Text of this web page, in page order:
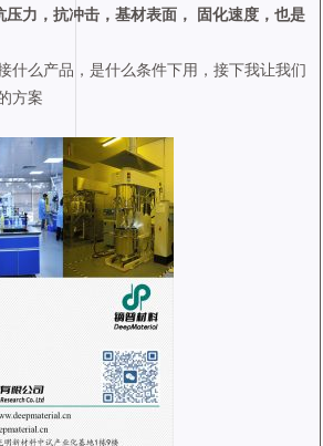
压力，抗冲击，基材表面， 固化速度，也是
什么产品，是什么条件下用，接下我让我们
方案